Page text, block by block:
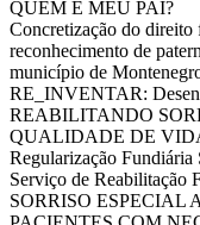
QUEM É MEU PAI?
Concretização do direito
reconhecimento de
município de
RE_INVENTAR:
REABILITANDO
QUALIDADE DE
Regularização Fundiária
Serviço de Reabilitação
SORRISO ESPECIAL